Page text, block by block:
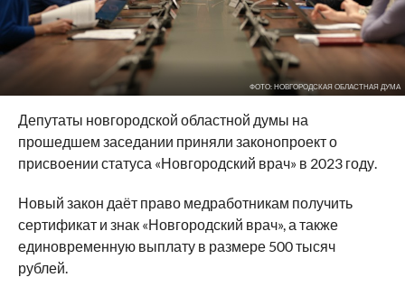
ФОТО: НОВГОРОДСКАЯ ОБЛАСТНАЯ ДУМА
Депутаты новгородской областной думы на
прошедшем заседании приняли законопроект о
присвоении статуса «Новгородский врач» в 2023 году.
Новый закон даёт право медработникам получить
сертификат и знак «Новгородский врач», а также
единовременную выплату в размере 500 тысяч
рублей.